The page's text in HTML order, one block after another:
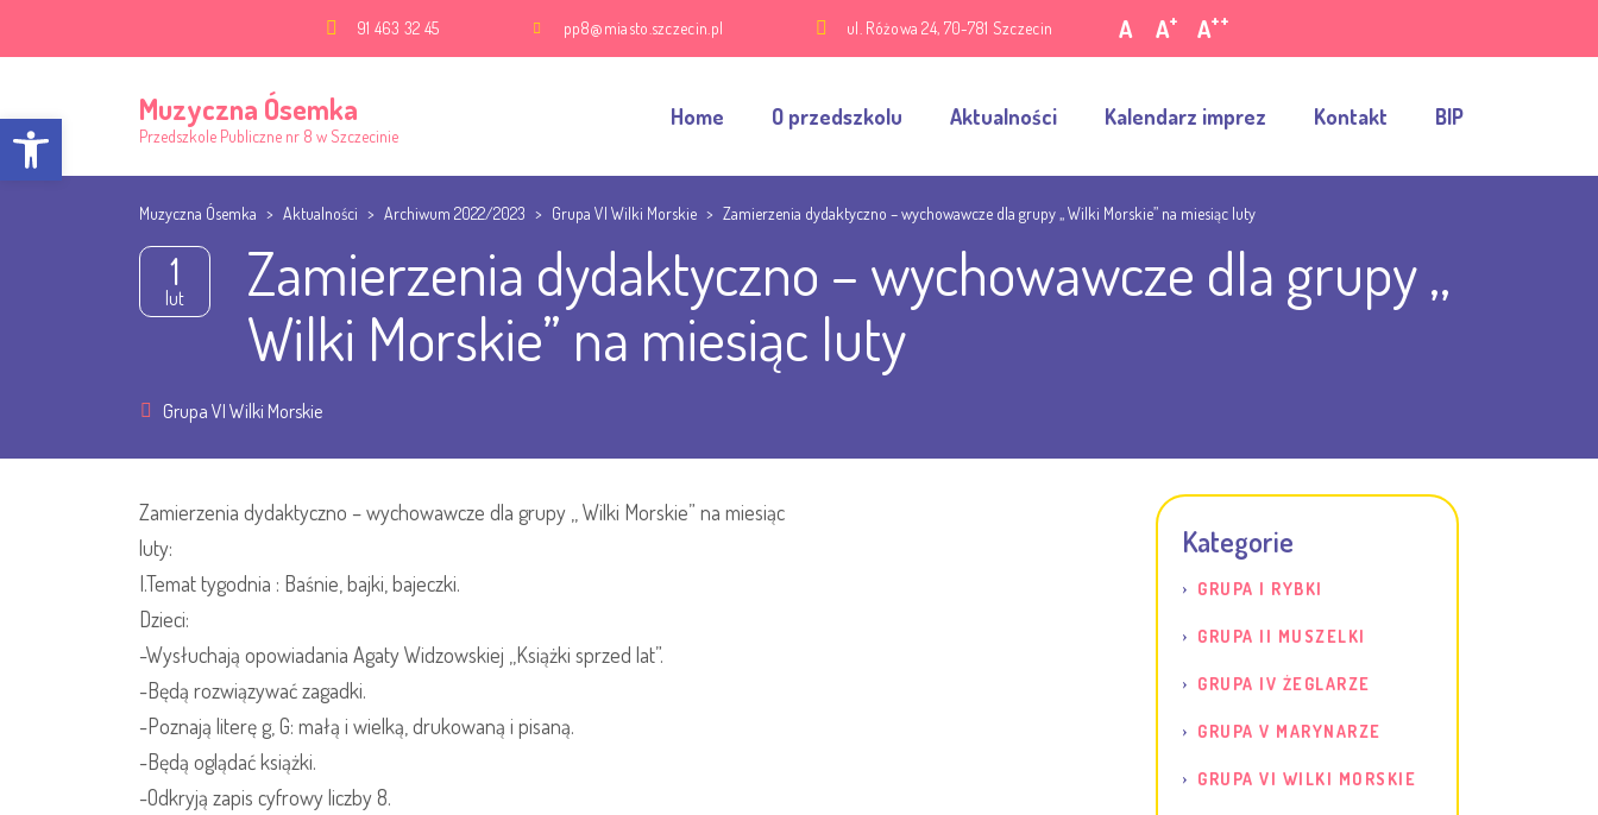
91 463 32 45 pp8@miasto.szczecin.pl ul. Różowa 24, 70-781 Szczecin A A+ A++
Muzyczna Ósemka
Przedszkole Publiczne nr 8 w Szczecinie
Home O przedszkolu Aktualności Kalendarz imprez Kontakt BIP
Muzyczna Ósemka > Aktualności > Archiwum 2022/2023 > Grupa VI Wilki Morskie > Zamierzenia dydaktyczno – wychowawcze dla grupy ,, Wilki Morskie” na miesiąc luty
1
lut
Zamierzenia dydaktyczno – wychowawcze dla grupy ,,
Wilki Morskie” na miesiąc luty
Grupa VI Wilki Morskie
Zamierzenia dydaktyczno – wychowawcze dla grupy ,, Wilki Morskie” na miesiąc
luty:
I.Temat tygodnia : Baśnie, bajki, bajeczki.
Dzieci:
-Wysłuchają opowiadania Agaty Widzowskiej ,,Książki sprzed lat”.
-Będą rozwiązywać zagadki.
-Poznają literę g, G: małą i wielką, drukowaną i pisaną.
-Będą oglądać książki.
-Odkryją zapis cyfrowy liczby 8.
Kategorie
GRUPA I RYBKI
GRUPA II MUSZELKI
GRUPA IV ŻEGLARZE
GRUPA V MARYNARZE
GRUPA VI WILKI MORSKIE
Open toolbar